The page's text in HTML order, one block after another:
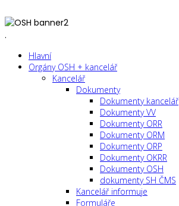
.
Hlavní
Orgány OSH + kancelář
Kancelář
Dokumenty
Dokumenty kancelář
Dokumenty VV
Dokumenty ORR
Dokumenty ORM
Dokumenty ORP
Dokumenty OKRR
Dokumenty OSH
dokumenty SH ČMS
Kancelář informuje
Formuláře